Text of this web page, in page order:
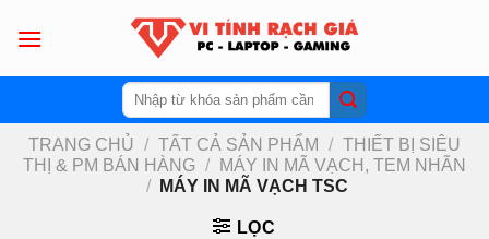
Tìm
kiếm:
TRANG CHỦ / TẤT CẢ SẢN PHẨM / THIẾT BỊ SIÊU
THỊ & PM BÁN HÀNG /
MÁY IN MÃ VẠCH, TEM NHÃN
/
MÁY IN MÃ VẠCH TSC
LỌC